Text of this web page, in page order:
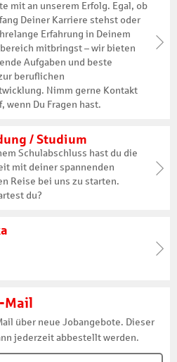
mit an unserem Erfolg. Egal, ob
Deiner Karriere stehst oder
Erfahrung in Deinem
mitbringst – wir bieten
Aufgaben und beste
beruflichen
Nimm gerne Kontakt
wenn Du Fragen hast.
/ Studium
Schulabschluss hast du die
mit deiner spannenden
Reise bei uns zu starten.
du?
Mail
über neue Jobangebote. Dieser
jederzeit abbestellt werden.